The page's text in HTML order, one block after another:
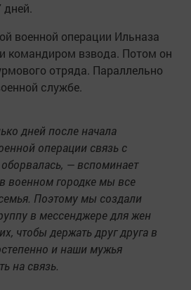
дней.
военной операции Ильназа
командиром взвода. Потом он
отряда. Параллельно
службе.
дней после начала
операции связь с
— вспоминает
военном городке мы все
Поэтому мы создали
в мессенджере для жен
чтобы держать друг друга в
и наши мужья
на связь.